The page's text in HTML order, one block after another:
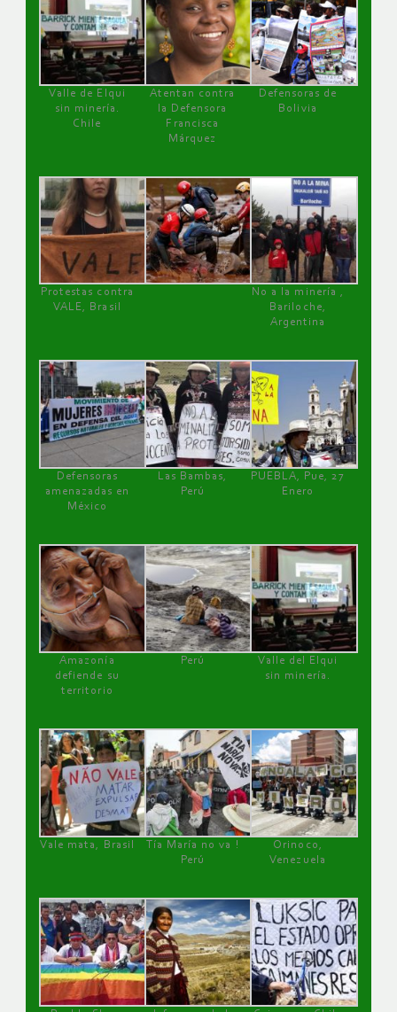
Valle de Elqui
sin minería.
Chile
Atentan contra
la Defensora
Francisca
Márquez
Defensoras de
Bolivia
Protestas contra
VALE, Brasil
No a la minería ,
Bariloche,
Argentina
Defensoras
amenazadas en
México
Las Bambas,
Perú
PUEBLA, Pue, 27
Enero
Amazonía
defiende su
territorio
Perú
Valle del Elqui
sin minería.
Vale mata, Brasil
Tía María no va !
Perú
Orinoco,
Venezuela